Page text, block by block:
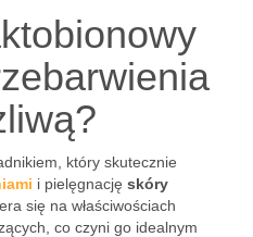
który skutecznie
i pielęgnację skóry
się na właściwościach
co czyni go idealnym